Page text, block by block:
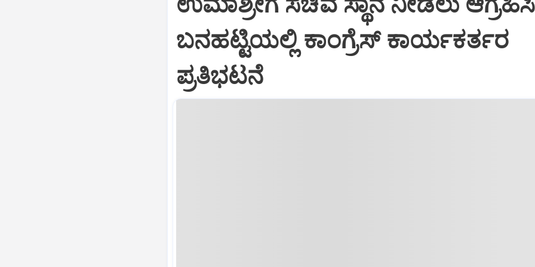
ಬನಹಟ್ಟಿಯಲ್ಲಿ ಕಾಂಗ್ರೆಸ್ ಕಾರ್ಯಕರ್ತರ
ಪ್ರತಿಭಟನೆ